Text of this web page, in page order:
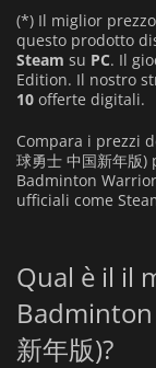
(*) Il miglior
questo prodotto
Steam su PC. Il
Edition. Il nostro
10 offerte digitali.
Compara i prezzi
球勇士 中国新年版
Badminton
ufficiali come
Qual è il il
新年版)?